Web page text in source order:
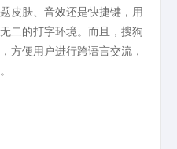
皮肤、音效还是快捷键，用
二的打字环境。而且，搜狗
方便用户进行跨语言交流，